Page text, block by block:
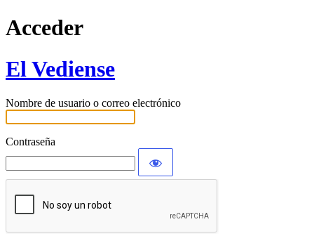
Acceder
El Vediense
Nombre de usuario o correo electrónico
Contraseña